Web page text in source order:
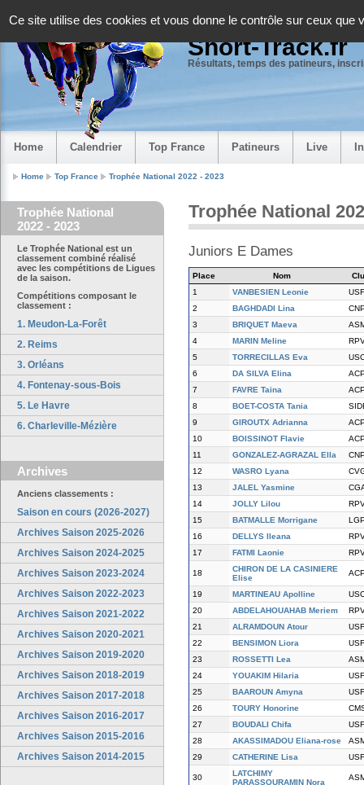
Ce site utilise des cookies et vous donne le contrôle sur ceux que
Short-Track.fr
Résultats, temps des patineurs,
Home Calendrier Top France Patineurs Live
Home Top France Trophée National 2022 - 2023
Trophée National
2022 - 2023
Le Trophée National est un
classement combiné réalisé
avec les compétitions de Ligues
de la saison.
Compétitions composant le
classement :
1. Meudon-La-Forêt
2. Reims
3. Orléans
4. Fontenay-sous-Bois
5. Le Havre
6. Charleville-Mézière
Archives
Anciens classements :
Saison en cours (2026-2027)
Archives Saison 2025-2026
Archives Saison 2024-2025
Archives Saison 2023-2024
Archives Saison 2022-2023
Archives Saison 2021-2022
Archives Saison 2020-2021
Archives Saison 2019-2020
Archives Saison 2018-2019
Archives Saison 2017-2018
Archives Saison 2016-2017
Archives Saison 2015-2016
Archives Saison 2014-2015
Trophée National
Juniors E Dames
Place Nom
1
VANBESIEN Leonie
USF
2
BAGHDADI Lina
3
BRIQUET Maeva
4
MARIN Meline
5
TORRECILLAS Eva
6
DA SILVA Elina
7
FAVRE Taina
8
BOET-COSTA Tania
9
GIROUTX Adrianna
10
BOISSINOT Flavie
11
GONZALEZ-AGRAZAL Ella
12
WASRO Lyana
13
JALEL Yasmine
14
JOLLY Lilou
15
BATMALLE Morrigane
16
DELLYS Ileana
17
FATMI Laonie
18
CHIRON DE LA CASINIERE
Elise
19 MARTINEAU Apolline
20
ABDELAHOUAHAB Meriem
21
ALRAMDOUN Atour
USF
22
BENSIMON Liora
USF
23
ROSSETTI Lea
24
YOUAKIM Hilaria
USF
25
BAAROUN Amyna
USF
26
TOURY Honorine
27
BOUDALI Chifa
USF
28
AKASSIMADOU Eliana-rose
29
CATHERINE Lisa USF
30
LATCHIMY
PARASSOURAMIN Nora